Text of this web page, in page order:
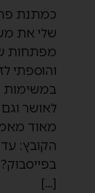
כמתנת
שלי את
מפתחות
והוספתי
במשימות
לאושר
מאוד
הקובץ:
[…]